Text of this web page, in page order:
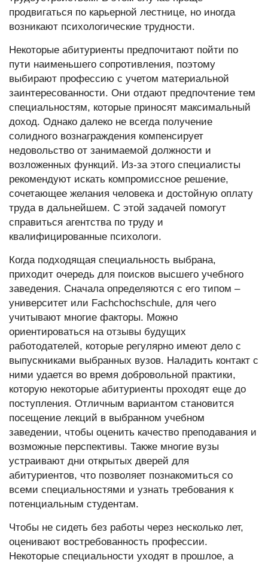
продвигаться по карьерной лестнице, но иногда
возникают психологические трудности.
Некоторые абитуриенты предпочитают пойти по
пути наименьшего сопротивления, поэтому
выбирают профессию с учетом материальной
заинтересованности. Они отдают предпочтение тем
специальностям, которые приносят максимальный
доход. Однако далеко не всегда получение
солидного вознаграждения компенсирует
недовольство от занимаемой должности и
возложенных функций. Из-за этого специалисты
рекомендуют искать компромиссное решение,
сочетающее желания человека и достойную оплату
труда в дальнейшем. С этой задачей помогут
справиться агентства по труду и
квалифицированные психологи.
Когда подходящая специальность выбрана,
приходит очередь для поисков высшего учебного
заведения. Сначала определяются с его типом –
университет или Fachchochschule, для чего
учитывают многие факторы. Можно
ориентироваться на отзывы будущих
работодателей, которые регулярно имеют дело с
выпускниками выбранных вузов. Наладить контакт с
ними удается во время добровольной практики,
которую некоторые абитуриенты проходят еще до
поступления. Отличным вариантом становится
посещение лекций в выбранном учебном
заведении, чтобы оценить качество преподавания и
возможные перспективы. Также многие вузы
устраивают дни открытых дверей для
абитуриентов, что позволяет познакомиться со
всеми специальностями и узнать требования к
потенциальным студентам.
Чтобы не сидеть без работы через несколько лет,
оценивают востребованность профессии.
Некоторые специальности уходят в прошлое, а